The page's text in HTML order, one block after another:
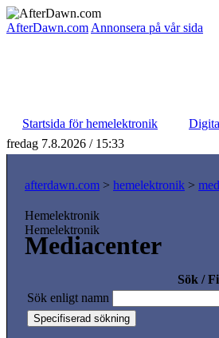
AfterDawn.com Annonsera på vår sida
Startsida för hemelektronik
fredag 7.8.2026 / 15:33
afterdawn.com > hemelektronik >
Hemelektronik
Hemelektronik
Mediacenter
Sök /
Sök enligt namn